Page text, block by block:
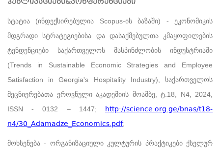
სტატია (ინდექსირებულია Scopus-ის ბაზაში) - ეკონომიკის
მდგრადი სტრატეგიებისა და დასაქმებულთა კმაყოფილების
ტენდენციები საქართველოს მასპინძლობის ინდუსტრიაში
(Trends in Sustainable Economic Strategies and Employee
Satisfaction in Georgia's Hospitality Industry), საქართველოს
მეცნიერებათა ეროვნული აკადემიის მოამბე, ტ.18, N4, 2024,
ISSN - 0132 – 1447; http://science.org.ge/bnas/t18-
n4/30_Adamadze_Economics.pdf;
მოხსენება - ორგანიზაციული კულტურის პრაქტიკები ქსელურ